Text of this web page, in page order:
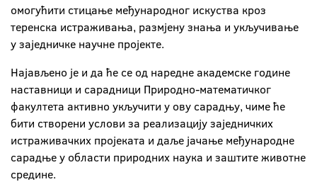
омогућити стицање међународног искуства кроз
теренска истраживања, размјену знања и укључивање
у заједничке научне пројекте.
Најављено је и да ће се од наредне академске године
наставници и сарадници Природно-математичког
факултета активно укључити у ову сарадњу, чиме ће
бити створени услови за реализацију заједничких
истраживачких пројеката и даље јачање међународне
сарадње у области природних наука и заштите животне
средине.